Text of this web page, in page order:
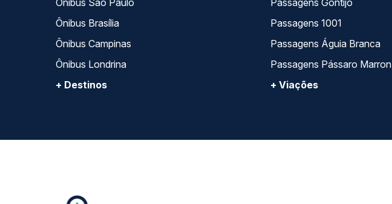
Ônibus São Paulo
Ônibus Brasília
Ônibus Campinas
Ônibus Londrina
+ Destinos
Passagens Gontijo
Passagens 1001
Passagens Águia Branca
Passagens Pássaro Marron
+ Viações